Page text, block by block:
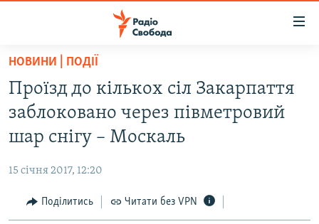
Перейти
основного
матеріалу
до
основної
Перейти
до
ВСЕ ЗА ДОБУ
ЕКОНОМІКА
СУСПІЛЬСТВО
РОСІЙСЬКА «ФІЛЬТРАЦІЯ»
ДОНБАС.РЕАЛІЇ
НОВИНИ | ПОДІЇ
Проїзд до кількох сіл Закарпаття
заблоковано через півметровий
шар снігу – Москаль
15 січня 2017, 12:20
Поділитись Читати без VPN